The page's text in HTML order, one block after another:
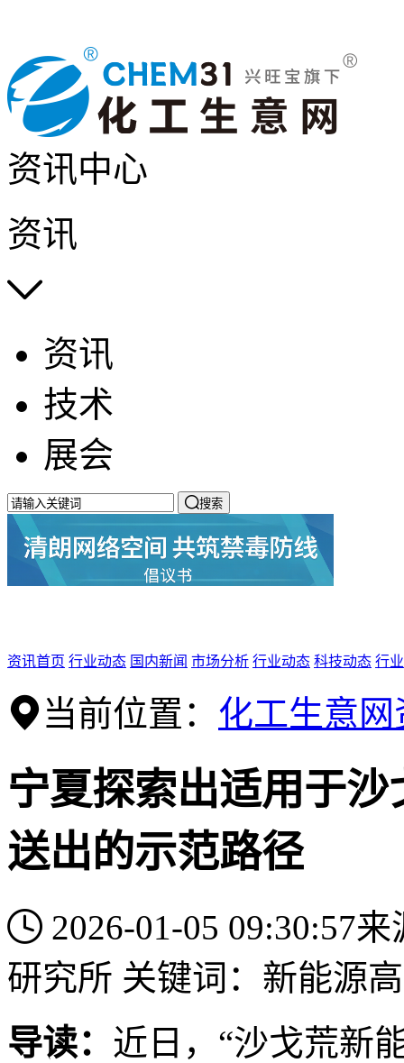
资讯中心
资讯

资讯
技术
展会
搜索
资讯首页 行业动态 国内新闻 市场分析 行业动态 科技动态 行
当前位置： 化工生意网
宁夏探索出适用于
送出的示范路径
2026-01-05 09:30:57来
研究所 关键词： 新能源
导读： 近日，“沙戈荒新